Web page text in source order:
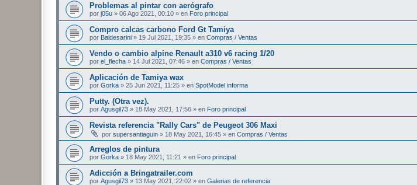
Problemas al pintar con aerógrafo
por j05u » 06 Ago 2021, 00:10 » en Foro principal
Compro calcas carbono Ford Gt Tamiya
por Baldesarini » 19 Jul 2021, 19:35 » en Compras / Ventas
Vendo o cambio alpine Renault a310 v6 racing 1/20
por el_flecha » 14 Jul 2021, 07:46 » en Compras / Ventas
Aplicación de Tamiya wax
por Gorka » 25 Jun 2021, 11:25 » en SpotModel informa
Putty. (Otra vez).
por Agusgil73 » 18 May 2021, 17:56 » en Foro principal
Revista referencia "Rally Cars" de Peugeot 306 Maxi
por supersantiaguin » 18 May 2021, 16:45 » en Compras / Ventas
Arreglos de pintura
por Gorka » 18 May 2021, 11:21 » en Foro principal
Adicción a Bringatrailer.com
por Agusgil73 » 13 May 2021, 22:02 » en Galerias de referencia